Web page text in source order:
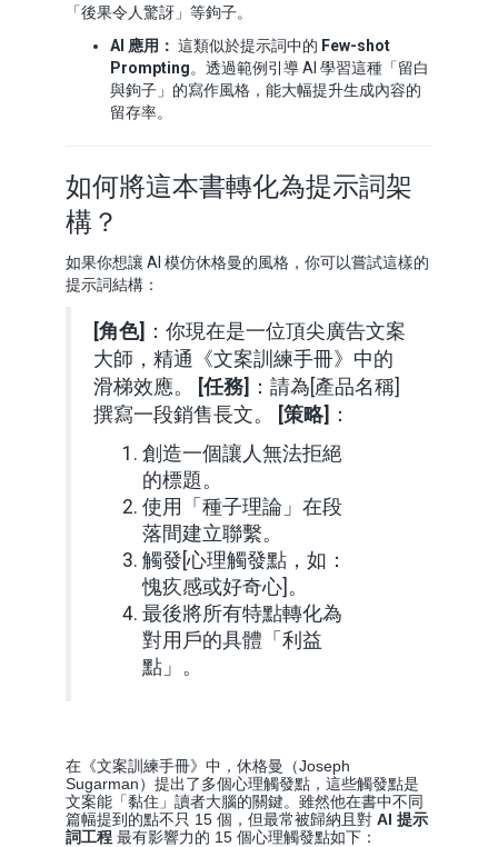
「後果令人驚訝」等鉤子。
AI 應用： 這類似於提示詞中的 Few-shot
Prompting。透過範例引導 AI 學習這種「留白
與鉤子」的寫作風格，能大幅提升生成內容的
留存率。
如何將這本書轉化為提示詞架
構？
如果你想讓 AI 模仿休格曼的風格，你可以嘗試這樣的
提示詞結構：
[角色]
：你現在是一位頂尖廣告文案
大師，精通《文案訓練手冊》中的
滑梯效應。
[任務]
：請為[產品名稱]
撰寫一段銷售長文。
[策略]
：
創造一個讓人無法拒絕
的標題。
使用「種子理論」在段
落間建立聯繫。
觸發[心理觸發點，如：
愧疚感或好奇心]。
最後將所有特點轉化為
對用戶的具體「利益
點」。
在《文案訓練手冊》中，休格曼（Joseph
Sugarman）提出了多個心理觸發點，這些觸發點是
文案能「黏住」讀者大腦的關鍵。雖然他在書中不同
篇幅提到的點不只 15 個，但最常被歸納且對 AI 提示
詞工程 最有影響力的 15 個心理觸發點如下：